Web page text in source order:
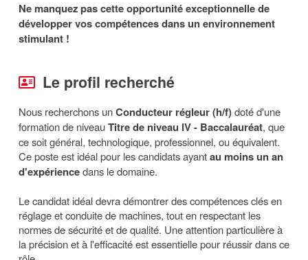
Ne manquez pas cette opportunité exceptionnelle de
développer vos compétences dans un environnement
stimulant !
Le profil recherché
Nous recherchons unConducteur régleur (h/f)doté d'une
formation de niveauTitre de niveau IV - Baccalauréat, que
ce soit général, technologique, professionnel, ou équivalent.
Ce poste est idéal pour les candidats ayantau moins un an
d'expériencedans le domaine.
Le candidat idéal devra démontrer des compétences clés en
réglage et conduite de machines, tout en respectant les
normes de sécurité et de qualité. Une attention particulière à
la précision et à l'efficacité est essentielle pour réussir dans ce